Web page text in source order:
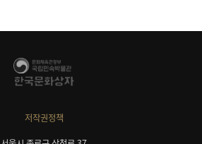
저작권정책